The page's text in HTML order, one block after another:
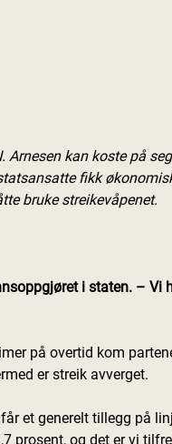
Arnesen kan koste på
fikk
bruke streikevåpenet.
i staten. – Vi
på overtid kom
er streik avverget.
et generelt tillegg på
prosent, og det er vi